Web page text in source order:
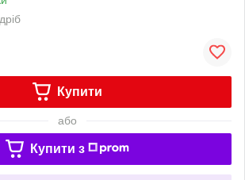
Купити
або
Купити з